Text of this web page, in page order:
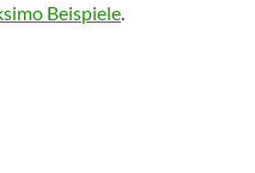
Beispiele.